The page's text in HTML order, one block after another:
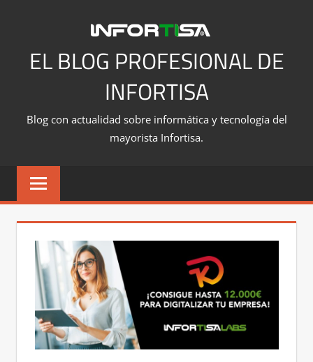
contenidoEL BLOG PROFESIONAL DE
INFORTISA
Blog con actualidad sobre informática y tecnología del
mayorista Infortisa.